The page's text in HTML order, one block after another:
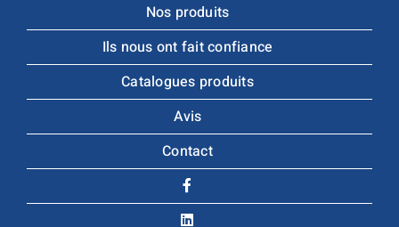
Nos produits
Ils nous ont fait confiance
Catalogues produits
Avis
Contact